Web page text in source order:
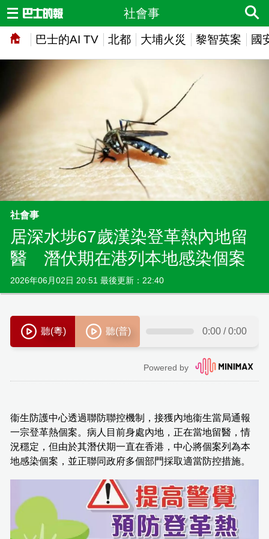
巴士的AI TV 北都 大埔火災 黎智英案 國
社會事
社會事
居深水埗67歲漢染登革熱內地留
醫 潛伏期在港列本地感染個案
2026年06月02日 20:51 最後更新：22:40
衞生防護中心透過聯防聯控機制，接獲內地衞生當局通報
一宗登革熱個案。病人目前身處內地，正在當地留醫，情
況穩定，但由於其潛伏期一直在香港，中心將個案列為本
地感染個案，並正聯同政府多個部門採取適當防控措施。